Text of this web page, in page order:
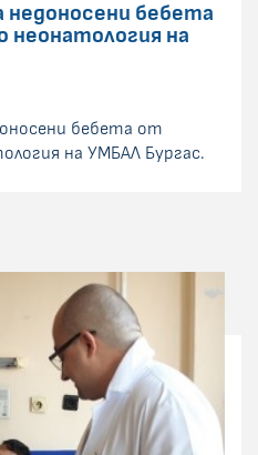
недоносени бебета
на
бебета от
на УМБАЛ Бургас.